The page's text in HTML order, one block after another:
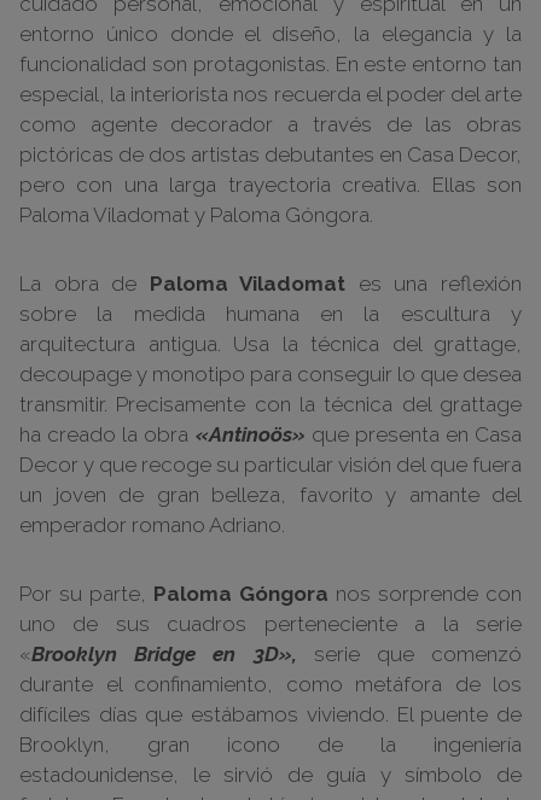
entorno único donde el diseño, la elegancia y la
funcionalidad son protagonistas. En este entorno tan
especial, la interiorista nos recuerda el poder del arte
como agente decorador a través de las obras
pictóricas de dos artistas debutantes en Casa Decor,
pero con una larga trayectoria creativa. Ellas son
Paloma Viladomat y Paloma Góngora.
La obra de Paloma Viladomat es una reflexión
sobre la medida humana en la escultura y
arquitectura antigua. Usa la técnica del grattage,
decoupage y monotipo para conseguir lo que desea
transmitir. Precisamente con la técnica del grattage
ha creado la obra «Antinoös» que presenta en Casa
Decor y que recoge su particular visión del que fuera
un joven de gran belleza, favorito y amante del
emperador romano Adriano.
Por su parte, Paloma Góngora nos sorprende con
uno de sus cuadros perteneciente a la serie
«Brooklyn Bridge en 3D», serie que comenzó
durante el confinamiento, como metáfora de los
difíciles días que estábamos viviendo. El puente de
Brooklyn, gran icono de la ingeniería
estadounidense, le sirvió de guía y símbolo de